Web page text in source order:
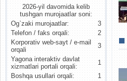
2026-yil davomida kelib
tushgan murojaatlar soni:
Og`zaki murojaatlar:
3
Telefon / faks orqali:
2
Korporativ web-sayt / e-mail
orqali
3
Yagona interaktiv davlat
xizmatlari portali orqali:
1
Boshqa usullari orqali:
1